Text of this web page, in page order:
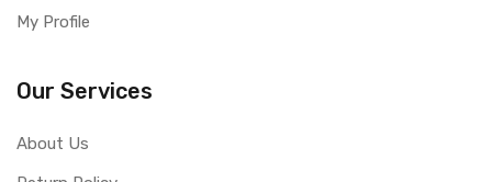
My Profile
Our Services
About Us